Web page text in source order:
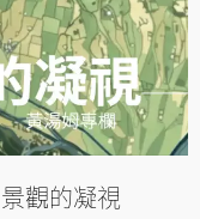
觀的凝視